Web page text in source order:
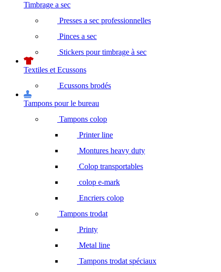
Timbrage a sec
Presses a sec professionnelles
Pinces a sec
Stickers pour timbrage à sec
Textiles et Ecussons
Ecussons brodés
Tampons pour le bureau
Tampons colop
Printer line
Montures heavy duty
Colop transportables
colop e-mark
Encriers colop
Tampons trodat
Printy
Metal line
Tampons trodat spéciaux